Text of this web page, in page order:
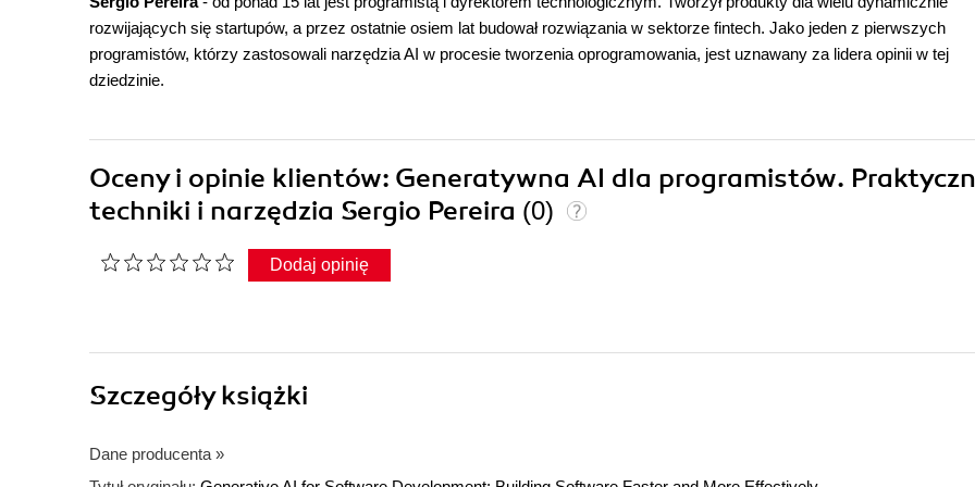
rozwijających się startupów, a przez ostatnie osiem lat budował rozwiązania w sektorze fintech. Jako jeden z pierwszych
programistów, którzy zastosowali narzędzia AI w procesie tworzenia oprogramowania, jest uznawany za lidera opinii w tej
dziedzinie.
Oceny i opinie klientów: Generatywna AI dla programistów.
techniki i narzędzia Sergio Pereira (0)
Dodaj opinię
Szczegółyksiążki
Dane producenta »